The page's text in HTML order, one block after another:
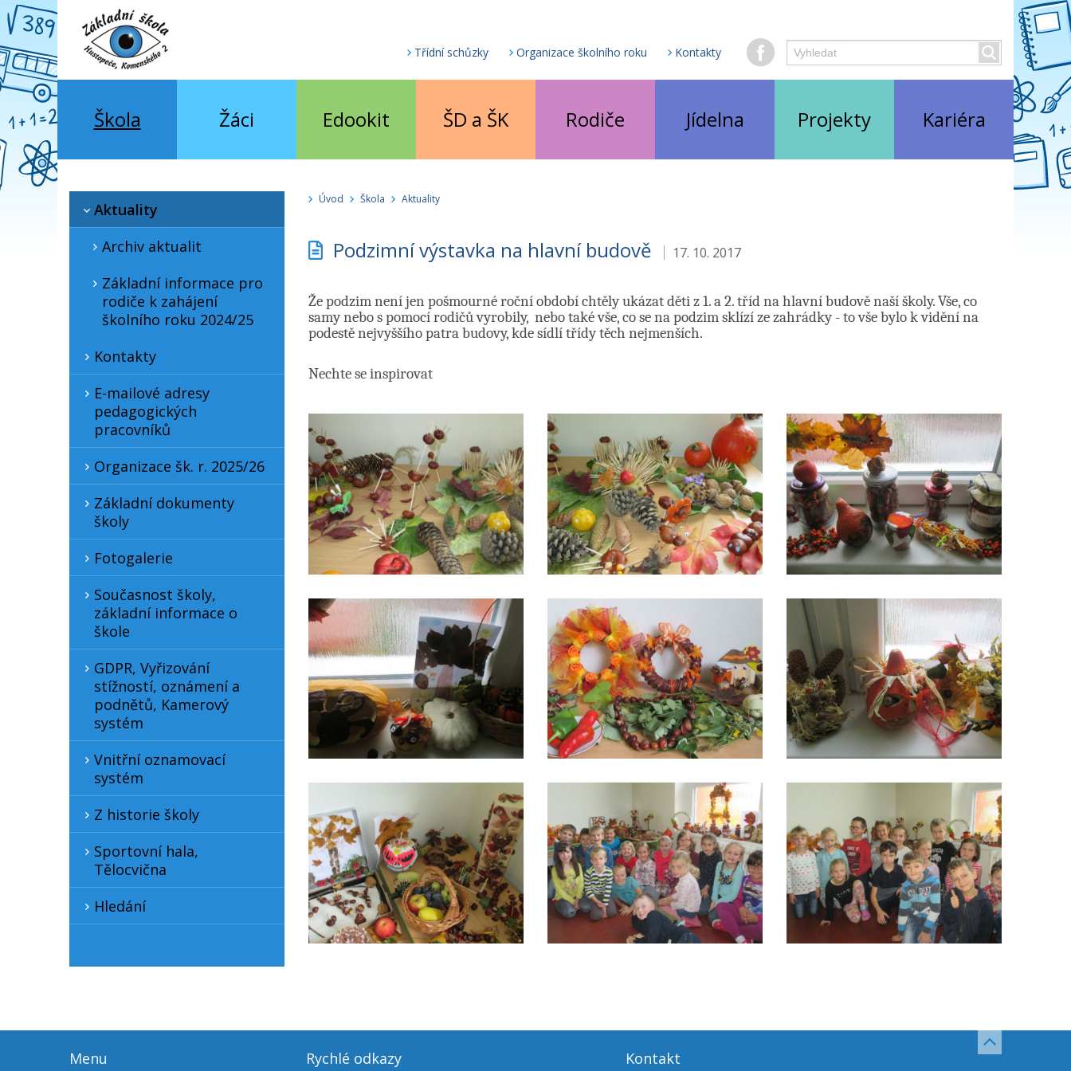
Třídní schůzky Organizace školního roku Kontakty
Hledaný
text
Vyhledat
Škola Žáci Edookit ŠD a ŠK Rodiče Jídelna Projekty Kariéra
Aktuality
Archiv aktualit
Základní informace pro
rodiče k zahájení
školního roku 2024/25
Kontakty
E-mailové adresy
pedagogických
pracovníků
Organizace šk. r. 2025/26
Základní dokumenty
školy
Fotogalerie
Současnost školy,
základní informace o
škole
GDPR, Vyřizování
stížností, oznámení a
podnětů, Kamerový
systém
Vnitřní oznamovací
systém
Z historie školy
Sportovní hala,
Tělocvična
Hledání
Úvod Škola Aktuality
Podzimní výstavka na hlavní budově 17. 10. 2017
Že podzim není jen pošmourné roční období chtěly ukázat děti z 1. a 2. tříd na hlavní budově naší školy. Vše, co
samy nebo s pomocí rodičů vyrobily, nebo také vše, co se na podzim sklízí ze zahrádky - to vše bylo k vidění na
podestě nejvyššího patra budovy, kde sídlí třídy těch nejmenších.
Nechte se inspirovat
Menu Rychlé odkazy Kontakt